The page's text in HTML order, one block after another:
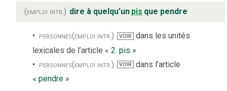
(emploi intr.) dire à quelqu’un pis que pendre
personnes(emploi intr.) VOIR dans les unités
lexicales de l’article « 2. pis »
personnes(emploi intr.) VOIR
dans l’article
« pendre »